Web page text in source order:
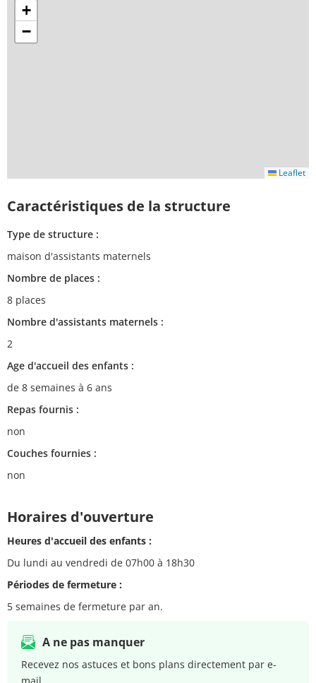
+
−
Leaflet
Caractéristiques de la structure
Type de structure :
maison d'assistants maternels
Nombre de places :
8 places
Nombre d'assistants maternels :
2
Age d'accueil des enfants :
de 8 semaines à 6 ans
Repas fournis :
non
Couches fournies :
non
Horaires d'ouverture
Heures d'accueil des enfants :
Du lundi au vendredi de 07h00 à 18h30
Périodes de fermeture :
5 semaines de fermeture par an.
A ne pas manquer
Recevez nos astuces et bons plans directement par e-